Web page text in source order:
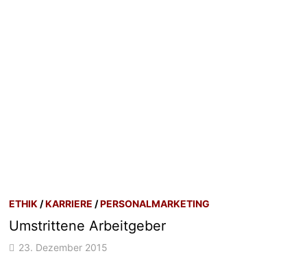
ETHIK /KARRIERE /PERSONALMARKETING
Umstrittene Arbeitgeber
23. Dezember 2015